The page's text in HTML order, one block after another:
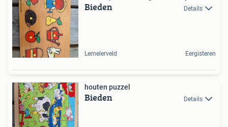
Bieden Details
Lemelerveld Eergisteren
houten puzzel
Bieden Details